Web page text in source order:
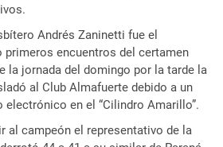
Andrés Zaninetti fue el
primeros encuentros del certamen
la jornada del domingo por la tarde la
al Club Almafuerte debido a un
en el “Cilindro Amarillo”.
al campeón el representativo de la